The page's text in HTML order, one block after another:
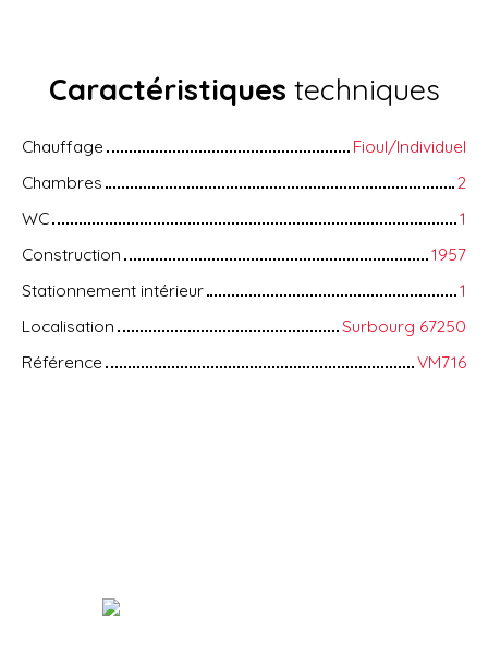
Caractéristiques techniques
Chauffage
Fioul/Individuel
Chambres
2
WC
1
Construction
1957
Stationnement intérieur
1
Localisation
Surbourg 67250
Référence
VM716